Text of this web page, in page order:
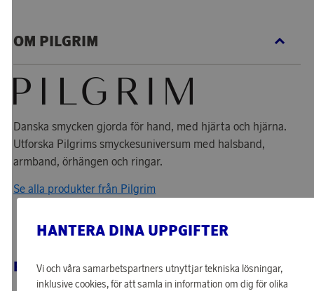
OM PILGRIM
Danska smycken gjorda för hand, med hjärta och hjärna.
Utforska Pilgrims smyckesuniversum med halsband,
armband, örhängen och ringar.
Se alla produkter från Pilgrim
RELATERADE PRODUKTER
HANTERA DINA UPPGIFTER
Vi och våra samarbetspartners utnyttjar tekniska lösningar,
inklusive cookies, för att samla in information om dig för olika